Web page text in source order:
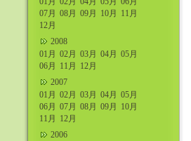
07月 08月 09月 10月
11月
12月
2008
01月 02月 03月 04月 05月
06月
11月
12月
2007
01月 02月 03月 04月 05月
06月 07月 08月 09月
10月
11月
12月
2006